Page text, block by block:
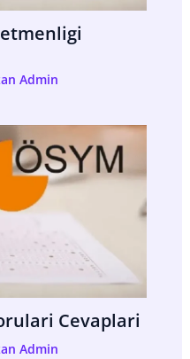
Admin
Cevaplari
Admin